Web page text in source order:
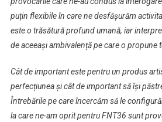
puțin flexibile în care ne desfășurăm
este o trăsătură profund umană, iar
de aceeași ambivalență pe care o propune
Cât de important este pentru un produs
perfecțiunea și cât de important să își
Întrebările pe care încercăm să le
la care ne-am oprit pentru FNT36 sunt